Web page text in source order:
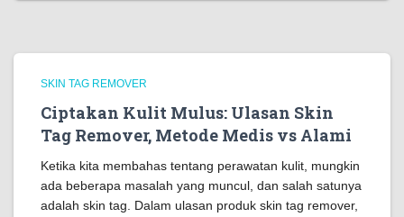
SKIN TAG REMOVER
Ciptakan Kulit Mulus: Ulasan Skin
Tag Remover, Metode Medis vs Alami
Ketika kita membahas tentang perawatan kulit, mungkin
ada beberapa masalah yang muncul, dan salah satunya
adalah skin tag. Dalam ulasan produk skin tag remover,